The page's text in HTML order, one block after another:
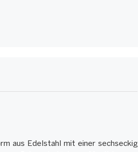
aus Edelstahl mit einer sechseckig